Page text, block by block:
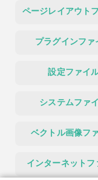
ページレイアウト
プラグインファ
設定ファイ
システムファ
ベクトル画像フ
インターネットフ